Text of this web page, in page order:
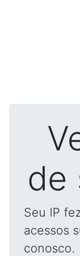
de
Seu IP
acessos
conosco.